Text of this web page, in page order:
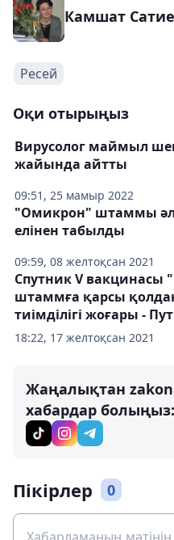
Камшат
Ресей
Оқи отырыңыз
09:51, 25 мамыр 2022
Вирусолог маймыл
жайында айтты
09:59, 08 желтоқсан 2021
"Омикрон" штаммы
елінен табылды
18:22, 17 желтоқсан 2021
Спутник V вакцинасы
штаммға қарсы
тиімділігі жоғары -
Жаңалықтан
хабардар болыңыз:
Пікірлер 0